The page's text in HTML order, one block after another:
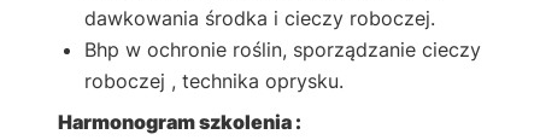
dawkowania środka i cieczy roboczej.
Bhp w ochronie roślin, sporządzanie cieczy
roboczej , technika oprysku.
Harmonogram szkolenia :